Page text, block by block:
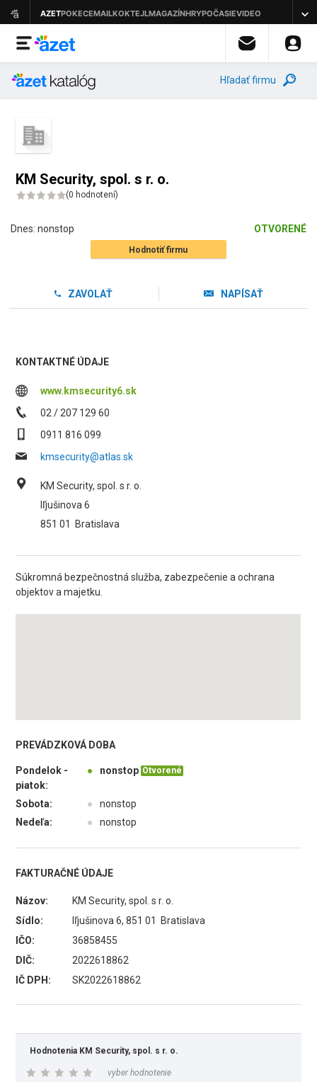
Hľadať firmu
KM Security, spol. s r. o.
(0 hodnotení)
Dnes: nonstop OTVORENÉ
Hodnotiť firmu
ZAVOLAŤ NAPÍSAŤ
KONTAKTNÉ ÚDAJE
www.kmsecurity6.sk
02 / 207 129 60
0911 816 099
kmsecurity@atlas.sk
KM Security, spol. s r. o.
Iľjušinova 6
851 01
Bratislava
Súkromná bezpečnostná služba, zabezpečenie a ochrana
objektov a majetku.
PREVÁDZKOVÁ DOBA
Pondelok -
piatok:
● nonstop Otvorené
Sobota: ●
nonstop
Nedeľa:
● nonstop
FAKTURAČNÉ ÚDAJE
Názov:
KM Security, spol. s r. o.
Sídlo:
Iľjušinova 6, 851 01 Bratislava
IČO:
36858455
DIČ:
2022618862
IČ DPH:
SK2022618862
Hodnotenia KM Security, spol. s r. o.
vyber hodnotenie